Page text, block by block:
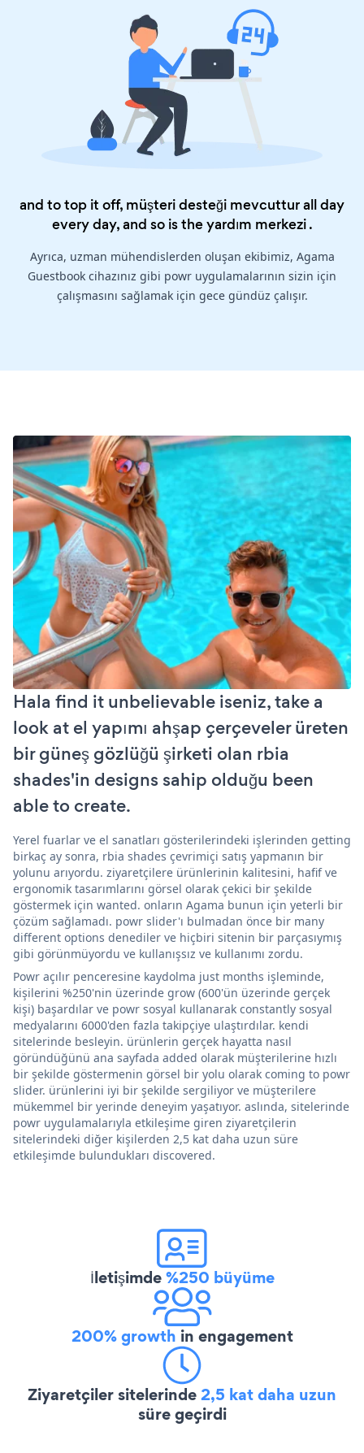
and to top it off, müşteri desteği mevcuttur all day
every day, and so is theyardım merkezi.
Ayrıca, uzman mühendislerden oluşan ekibimiz, Agama
Guestbook cihazınız gibi powr uygulamalarının sizin için
çalışmasını sağlamak için gece gündüz çalışır.
Hala find it unbelievable iseniz, take a
look at el yapımı ahşap çerçeveler üreten
bir güneş gözlüğü şirketi olan rbia
shades'in designs sahip olduğu been
able to create.
Yerel fuarlar ve el sanatları gösterilerindeki işlerinden getting
birkaç ay sonra, rbia shades çevrimiçi satış yapmanın bir
yolunu arıyordu. ziyaretçilere ürünlerinin kalitesini, hafif ve
ergonomik tasarımlarını görsel olarak çekici bir şekilde
göstermek için wanted. onların Agama bunun için yeterli bir
çözüm sağlamadı. powr slider'ı bulmadan önce bir many
different options denediler ve hiçbiri sitenin bir parçasıymış
gibi görünmüyordu ve kullanışsız ve kullanımı zordu.
Powr açılır penceresine kaydolma just months işleminde,
kişilerini %250'nin üzerinde grow (600'ün üzerinde gerçek
kişi) başardılar ve powr sosyal kullanarak constantly sosyal
medyalarını 6000'den fazla takipçiye ulaştırdılar. kendi
sitelerinde besleyin. ürünlerin gerçek hayatta nasıl
göründüğünü ana sayfada added olarak müşterilerine hızlı
bir şekilde göstermenin görsel bir yolu olarak coming to powr
slider. ürünlerini iyi bir şekilde sergiliyor ve müşterilere
mükemmel bir yerinde deneyim yaşatıyor. aslında, sitelerinde
powr uygulamalarıyla etkileşime giren ziyaretçilerin
sitelerindeki diğer kişilerden 2,5 kat daha uzun süre
etkileşimde bulundukları discovered.
İletişimde%250 büyüme
200% growth in engagement
Ziyaretçiler sitelerinde2,5 kat daha uzun
süre geçirdi